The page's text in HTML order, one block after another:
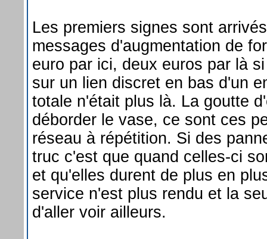
Les premiers signes sont
messages d'augmentation de
euro par ici, deux euros par là
sur un lien discret en bas d'un
totale n'était plus là. La goutte
déborder le vase, ce sont ces
réseau à répétition. Si des
truc c'est que quand celles-ci
et qu'elles durent de plus en
service n'est plus rendu et la
d'aller voir ailleurs.